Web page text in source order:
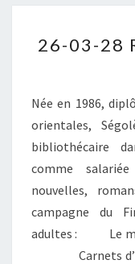
26-03-28
Née en 1986,
orientales,
bibliothécaire
comme
nouvelles,
campagne du
adultes : Le
Carnets